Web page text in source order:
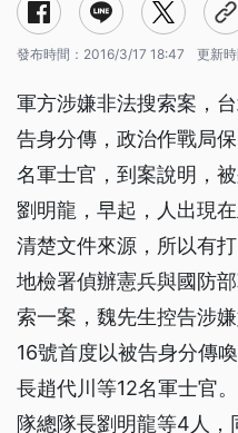
發布時間： 2016/3/17 18:47 更新時
軍方涉嫌非法搜索案，
告身分傳，政治作戰局
名軍士官，到案說明，
劉明龍，早起，人出現
清楚文件來源，所以有
地檢署偵辦憲兵與國防
索一案，魏先生控告涉
16號首度以被告身分傳
長趙代川等12名軍士官
隊總隊長劉明龍等4人